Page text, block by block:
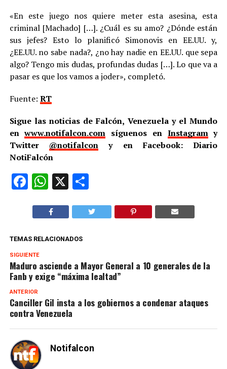
«En este juego nos quiere meter esta asesina, esta
criminal [Machado] […]. ¿Cuál es su amo? ¿Dónde están
sus jefes? Esto lo planificó Simonovis en EE.UU. y,
¿EE.UU. no sabe nada?, ¿no hay nadie en EE.UU. que sepa
algo? Tengo mis dudas, profundas dudas […]. Lo que va a
pasar es que los vamos a joder», completó.
Fuente: RT
Sigue las noticias de Falcón, Venezuela y el Mundo
enwww.notifalcon.com síguenos en Instagramy
Twitter @notifalcon y en Facebook: Diario
NotiFalcón
Facebook
WhatsApp
X
TEMAS RELACIONADOS
SIGUIENTE
Maduro asciende a Mayor General a 10 generales de la
Fanb y exige “máxima lealtad”
ANTERIOR
Canciller Gil insta a los gobiernos a condenar ataques
contra Venezuela
Notifalcon